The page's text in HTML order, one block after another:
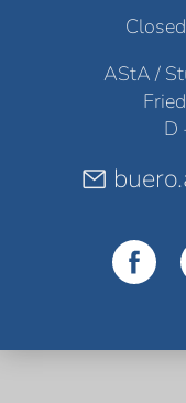
AStA /
D